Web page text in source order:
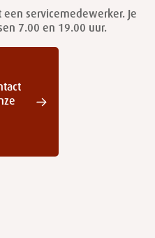
een servicemedewerker. Je
7.00 en 19.00 uur.